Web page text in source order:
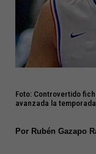
Foto: Controvertido
avanzada la
Por Rubén Gazapo